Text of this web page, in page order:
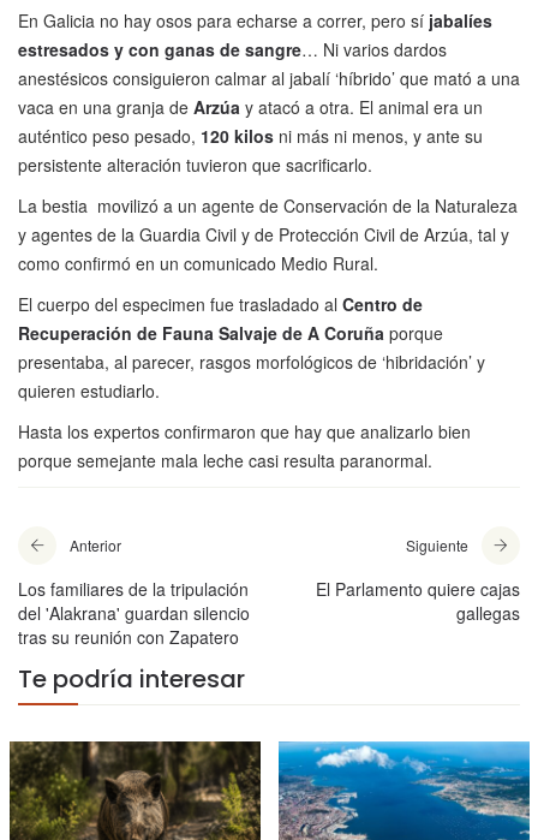
En Galicia no hay osos para echarse a correr, pero sí jabalíes
estresados y con ganas de sangre… Ni varios dardos
anestésicos consiguieron calmar al jabalí ‘híbrido’ que mató a una
vaca en una granja de Arzúa y atacó a otra. El animal era un
auténtico peso pesado, 120 kilos ni más ni menos, y ante su
persistente alteración tuvieron que sacrificarlo.
La bestia movilizó a un agente de Conservación de la Naturaleza
y agentes de la Guardia Civil y de Protección Civil de Arzúa, tal y
como confirmó en un comunicado Medio Rural.
El cuerpo del especimen fue trasladado al Centro de
Recuperación de Fauna Salvaje de A Coruña porque
presentaba, al parecer, rasgos morfológicos de ‘hibridación’ y
quieren estudiarlo.
Hasta los expertos confirmaron que hay que analizarlo bien
porque semejante mala leche casi resulta paranormal.
Anterior
Los familiares de la tripulación
del 'Alakrana' guardan silencio
tras su reunión con Zapatero
Siguiente
El Parlamento quiere cajas
gallegas
Te podría interesar